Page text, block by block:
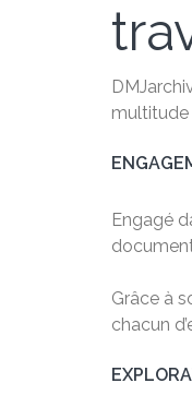
multitude
Engagé
Grâce à
chacun